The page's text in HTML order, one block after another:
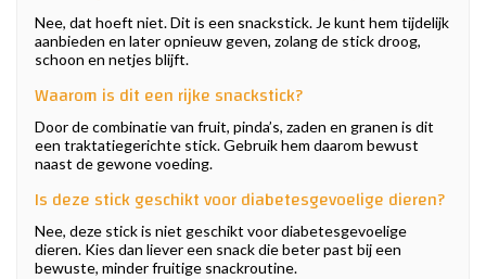
Nee, dat hoeft niet. Dit is een snackstick. Je kunt hem tijdelijk
aanbieden en later opnieuw geven, zolang de stick droog,
schoon en netjes blijft.
Waarom is dit een rijke snackstick?
Door de combinatie van fruit, pinda’s, zaden en granen is dit
een traktatiegerichte stick. Gebruik hem daarom bewust
naast de gewone voeding.
Is deze stick geschikt voor diabetesgevoelige dieren?
Nee, deze stick is niet geschikt voor diabetesgevoelige
dieren. Kies dan liever een snack die beter past bij een
bewuste, minder fruitige snackroutine.